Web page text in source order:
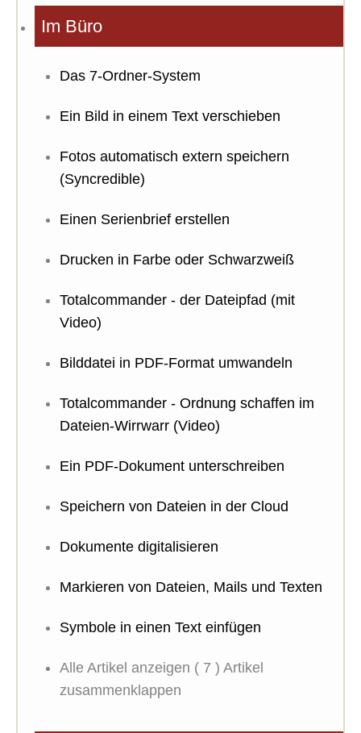
Im Büro
Das 7-Ordner-System
Ein Bild in einem Text verschieben
Fotos automatisch extern speichern
(Syncredible)
Einen Serienbrief erstellen
Drucken in Farbe oder Schwarzweiß
Totalcommander - der Dateipfad (mit
Video)
Bilddatei in PDF-Format umwandeln
Totalcommander - Ordnung schaffen im
Dateien-Wirrwarr (Video)
Ein PDF-Dokument unterschreiben
Speichern von Dateien in der Cloud
Dokumente digitalisieren
Markieren von Dateien, Mails und Texten
Symbole in einen Text einfügen
Alle Artikel anzeigen ( 7 ) Artikel
zusammenklappen